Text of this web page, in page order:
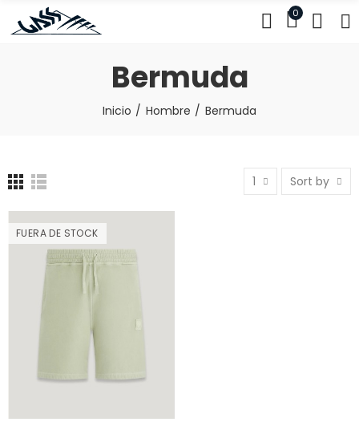
0
Bermuda
Inicio Hombre Bermuda
1 Sort by
FUERA DE STOCK